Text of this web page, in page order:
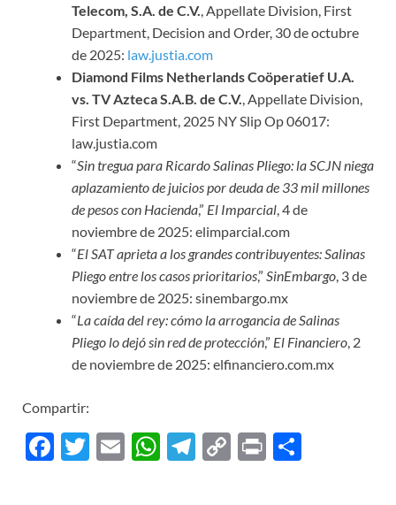
Telecom, S.A. de C.V., Appellate Division, First
Department, Decision and Order, 30 de octubre
de 2025: law.justia.com
Diamond Films Netherlands Coöperatief U.A.
vs. TV Azteca S.A.B. de C.V., Appellate Division,
First Department, 2025 NY Slip Op 06017:
law.justia.com
“Sin tregua para Ricardo Salinas Pliego: la SCJN niega
aplazamiento de juicios por deuda de 33 mil millones
de pesos con Hacienda,” El Imparcial, 4 de
noviembre de 2025: elimparcial.com
“El SAT aprieta a los grandes contribuyentes: Salinas
Pliego entre los casos prioritarios,” SinEmbargo, 3 de
noviembre de 2025: sinembargo.mx
“La caída del rey: cómo la arrogancia de Salinas
Pliego lo dejó sin red de protección,” El Financiero, 2
de noviembre de 2025: elfinanciero.com.mx
Compartir:
F
T
E
W T
C
P